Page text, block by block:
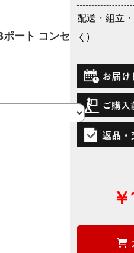
ート コンセン
配送・組立
く)